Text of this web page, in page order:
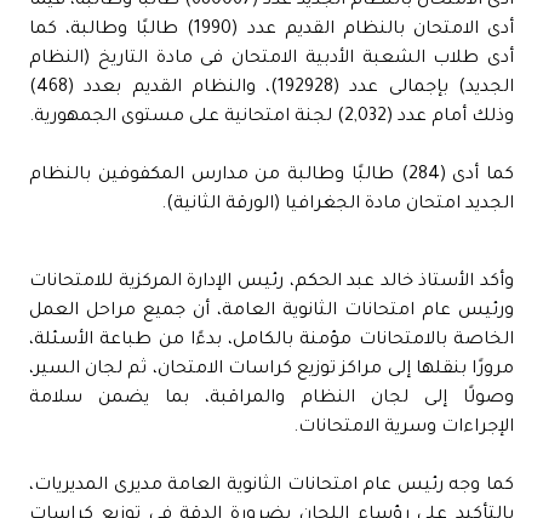
أدى الامتحان بالنظام القديم عدد (1990) طالبًا وطالبة، كما
أدى طلاب الشعبة الأدبية الامتحان فى مادة التاريخ (النظام
الجديد) بإجمالى عدد (192928)، والنظام القديم بعدد (468)
وذلك أمام عدد (2,032) لجنة امتحانية على مستوى الجمهورية.
كما أدى (284) طالبًا وطالبة من مدارس المكفوفين بالنظام
الجديد امتحان مادة الجغرافيا (الورقة الثانية).
وأكد الأستاذ خالد عبد الحكم، رئيس الإدارة المركزية للامتحانات
ورئيس عام امتحانات الثانوية العامة، أن جميع مراحل العمل
الخاصة بالامتحانات مؤمنة بالكامل، بدءًا من طباعة الأسئلة،
مرورًا بنقلها إلى مراكز توزيع كراسات الامتحان، ثم لجان السير،
وصولًا إلى لجان النظام والمراقبة، بما يضمن سلامة
الإجراءات وسرية الامتحانات.
كما وجه رئيس عام امتحانات الثانوية العامة مديرى المديريات،